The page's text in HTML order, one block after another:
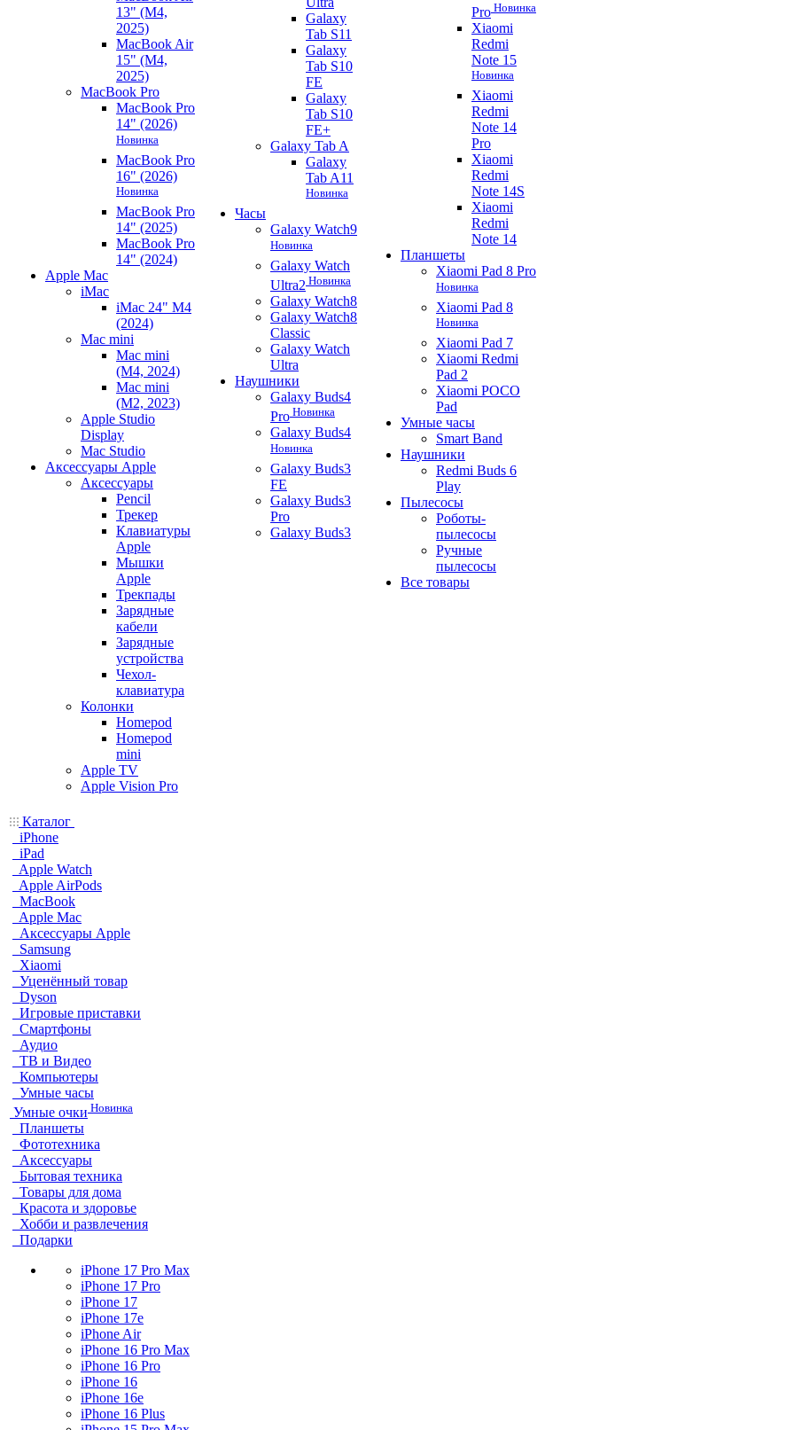
13" (M4,
2025)
MacBook Air
15" (M4,
2025)
MacBook Pro
MacBook Pro
14" (2026)
Новинка
MacBook Pro
16" (2026)
Новинка
MacBook Pro
14" (2025)
MacBook Pro
14" (2024)
Apple Mac
iMac
iMac 24" M4
(2024)
Mac mini
Mac mini
(M4, 2024)
Mac mini
(M2, 2023)
Apple Studio
Display
Mac Studio
Аксессуары Apple
Аксессуары
Pencil
Трекер
Клавиатуры
Apple
Мышки
Apple
Трекпады
Зарядные
кабели
Зарядные
устройства
Чехол-
клавиатура
Колонки
Homepod
Homepod
mini
Apple TV
Apple Vision Pro
Galaxy
Tab S11
Galaxy
Tab S10
FE
Galaxy
Tab S10
FE+
Galaxy Tab A
Galaxy
Tab A11
Новинка
Часы
Galaxy Watch9
Новинка
Galaxy Watch
Ultra2 Новинка
Galaxy Watch8
Galaxy Watch8
Classic
Galaxy Watch
Ultra
Наушники
Galaxy Buds4
Pro Новинка
Galaxy Buds4
Новинка
Galaxy Buds3
FE
Galaxy Buds3
Pro
Galaxy Buds3
Pro Новинка
Xiaomi
Redmi
Note 15
Новинка
Xiaomi
Redmi
Note 14
Pro
Xiaomi
Redmi
Note 14S
Xiaomi
Redmi
Note 14
Планшеты
Xiaomi Pad 8 Pro
Новинка
Xiaomi Pad 8
Новинка
Xiaomi Pad 7
Xiaomi Redmi
Pad 2
Xiaomi POCO
Pad
Умные часы
Smart Band
Наушники
Redmi Buds 6
Play
Пылесосы
Роботы-
пылесосы
Ручные
пылесосы
Все товары
Каталог
iPhone
iPad
Apple Watch
Apple AirPods
MacBook
Apple Mac
Аксессуары Apple
Samsung
Xiaomi
Уценённый товар
Dyson
Игровые приставки
Смартфоны
Аудио
ТВ и Видео
Компьютеры
Умные часы
Умные очки Новинка
Планшеты
Фототехника
Аксессуары
Бытовая техника
Товары для дома
Красота и здоровье
Хобби и развлечения
Подарки
iPhone 17 Pro Max
iPhone 17 Pro
iPhone 17
iPhone 17e
iPhone Air
iPhone 16 Pro Max
iPhone 16 Pro
iPhone 16
iPhone 16e
iPhone 16 Plus